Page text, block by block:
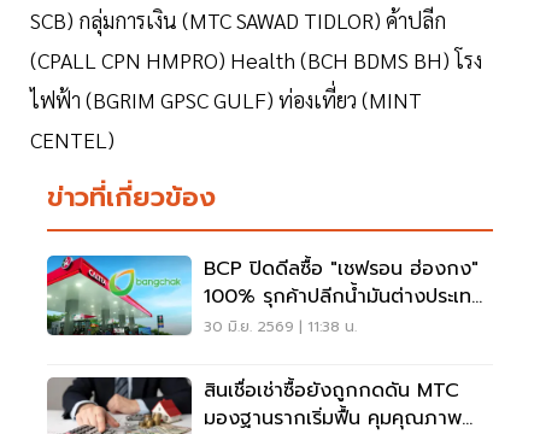
SCB) กลุ่มการเงิน (MTC SAWAD TIDLOR) ค้าปลีก
(CPALL CPN HMPRO) Health (BCH BDMS BH) โรง
ไฟฟ้า (BGRIM GPSC GULF) ท่องเที่ยว (MINT
CENTEL)
ข่าวที่เกี่ยวข้อง
BCP ปิดดีลซื้อ "เชฟรอน ฮ่องกง"
100% รุกค้าปลีกน้ำมันต่างประเทศ
เต็มสูบ
30 มิ.ย. 2569 | 11:38 น.
สินเชื่อเช่าซื้อยังถูกกดดัน MTC
มองฐานรากเริ่มฟื้น คุมคุณภาพ